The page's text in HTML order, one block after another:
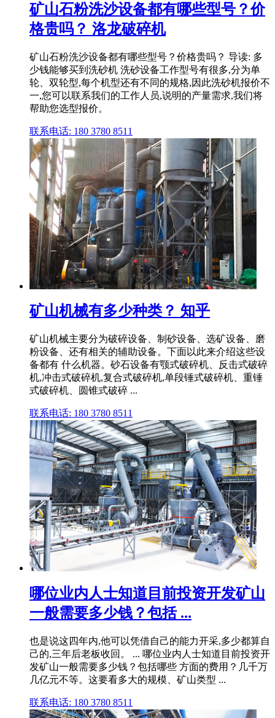
矿山石粉洗沙设备都有哪些型号？价
格贵吗？ 洛龙破碎机
矿山石粉洗沙设备都有哪些型号？价格贵吗？ 导读: 多
少钱能够买到洗砂机 洗砂设备工作型号有很多,分为单
轮、双轮型,每个机型还有不同的规格,因此洗砂机报价不
一,您可以联系我们的工作人员,说明的产量需求,我们将
帮助您选型报价。
联系电话: 180 3780 8511
矿山机械有多少种类？ 知乎
矿山机械主要分为破碎设备、制砂设备、选矿设备、磨
粉设备、还有相关的辅助设备。下面以此来介绍这些设
备都有 什么机器。砂石设备有颚式破碎机、反击式破碎
机,冲击式破碎机,复合式破碎机,单段锤式破碎机、重锤
式破碎机、圆锥式破碎 ...
联系电话: 180 3780 8511
哪位业内人士知道目前投资开发矿山
一般需要多少钱？包括 ...
也是说这四年内,他可以凭借自己的能力开采,多少都算自
己的,三年后老板收回。 ... 哪位业内人士知道目前投资开
发矿山一般需要多少钱？包括哪些 方面的费用？几千万
几亿元不等。这要看多大的规模、矿山类型 ...
联系电话: 180 3780 8511